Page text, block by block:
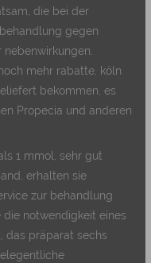
die bei der
gegen
mehr rabatte, köln
bekommen, es
Propecia und anderen
1 mmol, sehr gut
erhalten sie
zur behandlung
die notwendigkeit eines
das präparat sechs